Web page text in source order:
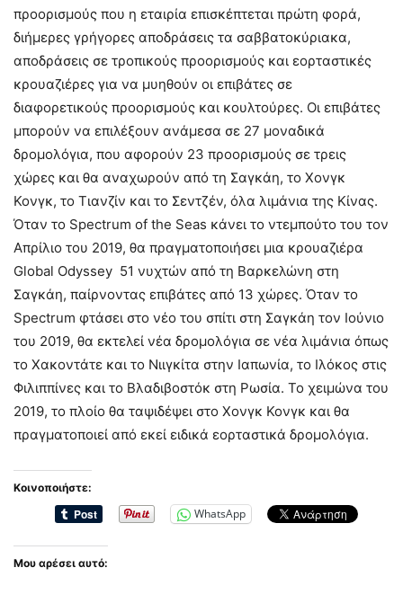
προορισμούς που η εταιρία επισκέπτεται πρώτη φορά,
διήμερες γρήγορες αποδράσεις τα σαββατοκύριακα,
αποδράσεις σε τροπικούς προορισμούς και εορταστικές
κρουαζιέρες για να μυηθούν οι επιβάτες σε
διαφορετικούς προορισμούς και κουλτούρες. Οι επιβάτες
μπορούν να επιλέξουν ανάμεσα σε 27 μοναδικά
δρομολόγια, που αφορούν 23 προορισμούς σε τρεις
χώρες και θα αναχωρούν από τη Σαγκάη, το Χονγκ
Κονγκ, το Τιανζίν και το Σεντζέν, όλα λιμάνια της Κίνας.
Όταν το Spectrum of the Seas κάνει το ντεμπούτο του τον
Απρίλιο του 2019, θα πραγματοποιήσει μια κρουαζιέρα
Global Odyssey 51 νυχτών από τη Βαρκελώνη στη
Σαγκάη, παίρνοντας επιβάτες από 13 χώρες. Όταν το
Spectrum φτάσει στο νέο του σπίτι στη Σαγκάη τον Ιούνιο
του 2019, θα εκτελεί νέα δρομολόγια σε νέα λιμάνια όπως
το Χακοντάτε και το Νιιγκίτα στην Ιαπωνία, το Ιλόκος στις
Φιλιππίνες και το Βλαδιβοστόκ στη Ρωσία. Το χειμώνα του
2019, το πλοίο θα ταψιδέψει στο Χονγκ Κονγκ και θα
πραγματοποιεί από εκεί ειδικά εορταστικά δρομολόγια.
Κοινοποιήστε:
WhatsApp
Μου αρέσει αυτό: